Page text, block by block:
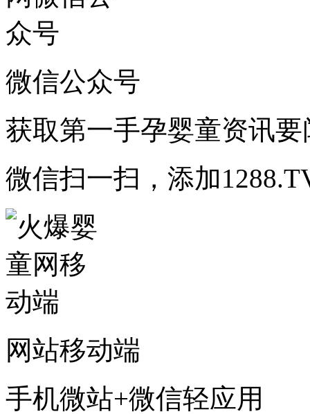
微信公众号
获取第一手孕婴童资讯要
微信扫一扫，添加
网站移动端
手机微站+微信轻应用